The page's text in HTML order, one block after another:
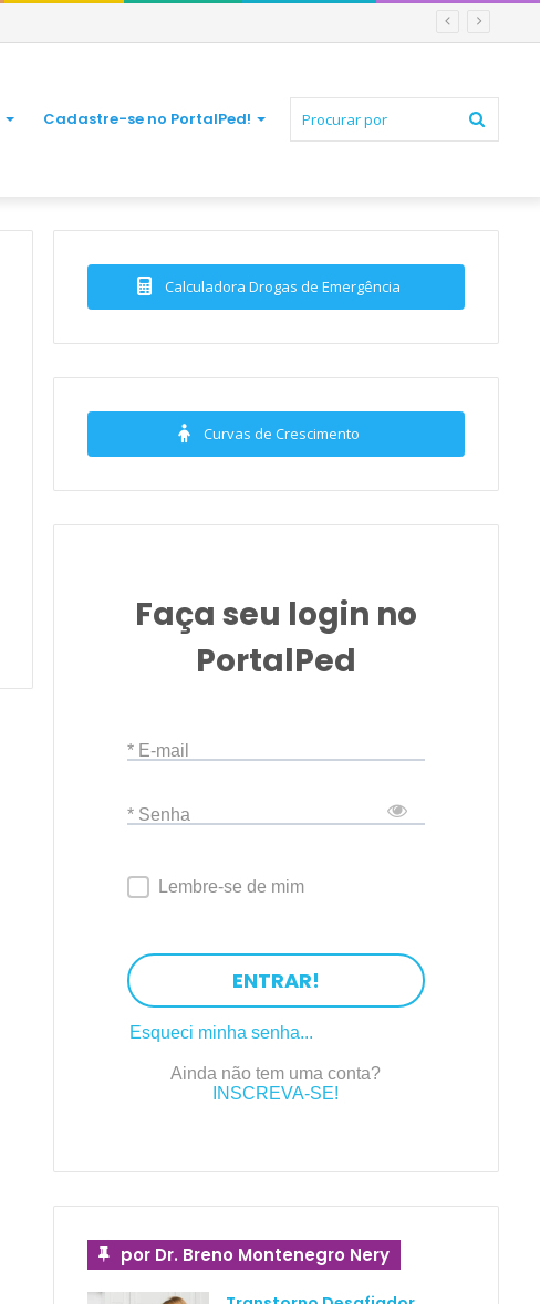
Cadastre-se no PortalPed!
Calculadora Drogas de Emergência
Curvas de Crescimento
Faça seu login no
PortalPed
* E-mail
* Senha
Lembre-se de mim
ENTRAR!
Esqueci minha senha...
Ainda não tem uma conta?
INSCREVA-SE!
por Dr. Breno Montenegro Nery